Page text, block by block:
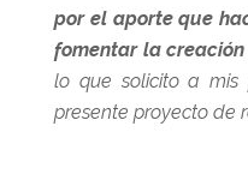
por el aporte que
fomentar la
lo que solicito a mis
presente proyecto de